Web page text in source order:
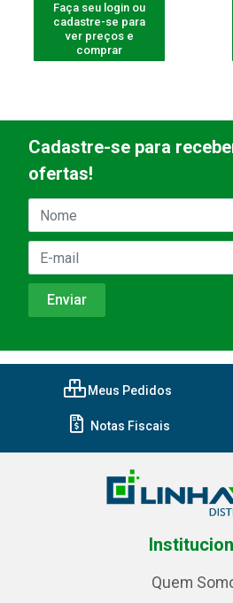
Faça seu login ou
cadastre-se para
ver preços e
comprar
Cadastre-se para
ofertas!
Meus Pedidos
Notas Fiscais
Quem